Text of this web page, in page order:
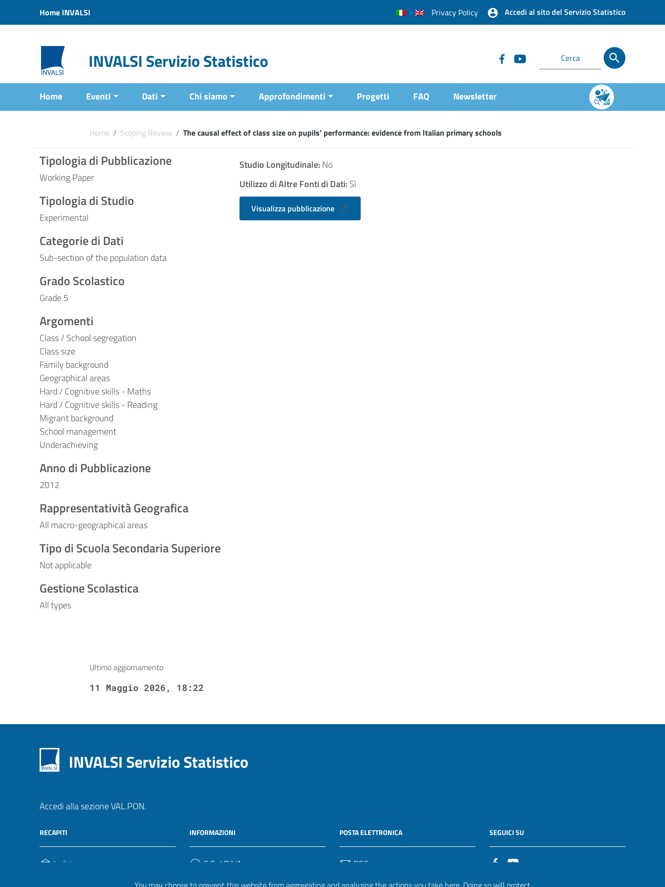
Vai al menu di navigazione
Home INVALSI Privacy Policy Accedi al sito del Servizio Statistico
INVALSI Servizio Statistico
Home Eventi Dati Chi siamo Approfondimenti Progetti FAQ Newsletter
Home / Scoping Review / The causal effect of class size on pupils’ performance: evidence from Italian primary schools
Tipologia di Pubblicazione
Working Paper
Tipologia di Studio
Experimental
Categorie di Dati
Sub-section of the population data
Grado Scolastico
Grade 5
Argomenti
Class / School segregation
Class size
Family background
Geographical areas
Hard / Cognitive skills - Maths
Hard / Cognitive skills - Reading
Migrant background
School management
Underachieving
Anno di Pubblicazione
2012
Rappresentatività Geografica
All macro-geographical areas
Tipo di Scuola Secondaria Superiore
Not applicable
Gestione Scolastica
All types
Studio Longitudinale:No
Utilizzo di Altre Fonti di Dati:Sì
Visualizza pubblicazione
Ultimo aggiornamento
11 Maggio 2026, 18:22
INVALSI Servizio Statistico
Accedi alla sezione VAL.PON.
RECAPITI
Indirizzo
INFORMAZIONI
C.F. / P.IVA
POSTA ELETTRONICA
PEC
SEGUICI SU